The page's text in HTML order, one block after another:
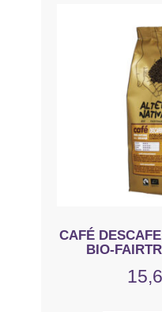
CAFÉ
BIO-